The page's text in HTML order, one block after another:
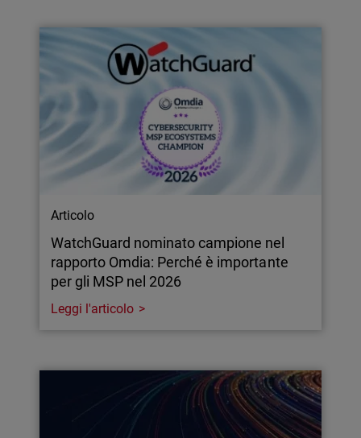
Articolo
WatchGuard nominato campione nel
rapporto Omdia: Perché è importante
per gli MSP nel 2026
Leggi l'articolo